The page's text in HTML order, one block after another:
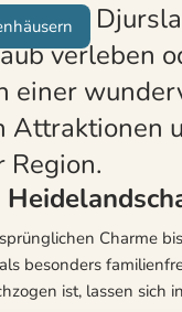
Küste
verleben
einer
Attraktionen
Charme
besonders
ist, lassen sich